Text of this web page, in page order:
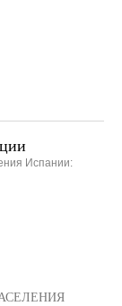
Испании: